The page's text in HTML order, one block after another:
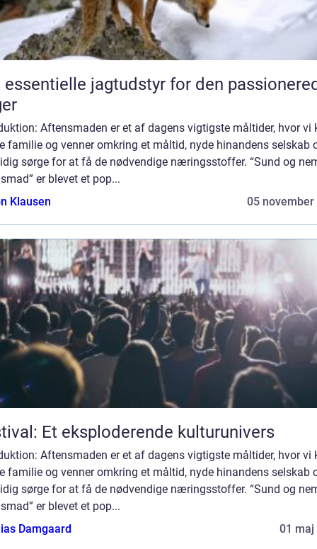
essentielle jagtudstyr for den
Aftensmaden er et af dagens vigtigste måltider, hvor vi
familie og venner omkring et måltid, nyde hinandens selskab
sørge for at få de nødvendige næringsstoffer. “Sund og
er blevet et pop...
Klausen
05 november
Et eksploderende kulturunivers
Aftensmaden er et af dagens vigtigste måltider, hvor vi
familie og venner omkring et måltid, nyde hinandens selskab
sørge for at få de nødvendige næringsstoffer. “Sund og
er blevet et pop...
Damgaard
01 maj